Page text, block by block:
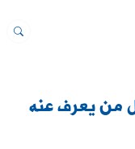
من يعرف عنه